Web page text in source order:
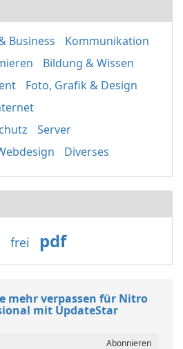
Business
Kommunikation
Bildung & Wissen
Foto, Grafik & Design
Server
Diverses
frei pdf
mehr verpassen für Nitro
mit UpdateStar